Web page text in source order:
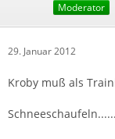
Moderator
29. Januar 2012
Kroby muß als